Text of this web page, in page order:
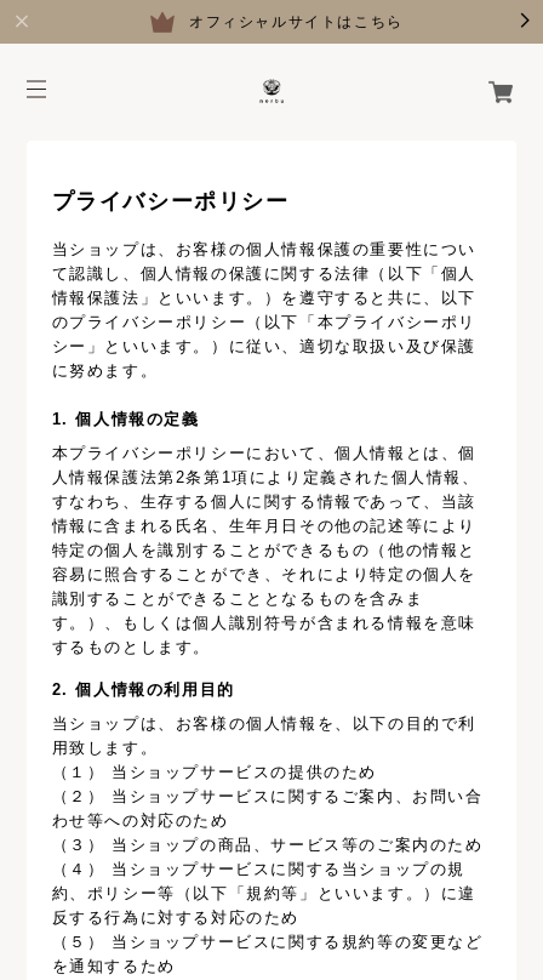
オフィシャルサイトはこちら
プライバシーポリシー
当ショップは、お客様の個人情報保護の重要性につい
て認識し、個人情報の保護に関する法律（以下「個人
情報保護法」といいます。）を遵守すると共に、以下
のプライバシーポリシー（以下「本プライバシーポリ
シー」といいます。）に従い、適切な取扱い及び保護
に努めます。
1. 個人情報の定義
本プライバシーポリシーにおいて、個人情報とは、個
人情報保護法第2条第1項により定義された個人情報、
すなわち、生存する個人に関する情報であって、当該
情報に含まれる氏名、生年月日その他の記述等により
特定の個人を識別することができるもの（他の情報と
容易に照合することができ、それにより特定の個人を
識別することができることとなるものを含みま
す。）、もしくは個人識別符号が含まれる情報を意味
するものとします。
2. 個人情報の利用目的
当ショップは、お客様の個人情報を、以下の目的で利
用致します。
（１） 当ショップサービスの提供のため
（２） 当ショップサービスに関するご案内、お問い合
わせ等への対応のため
（３） 当ショップの商品、サービス等のご案内のため
（４） 当ショップサービスに関する当ショップの規
約、ポリシー等（以下「規約等」といいます。）に違
反する行為に対する対応のため
（５） 当ショップサービスに関する規約等の変更など
を通知するため